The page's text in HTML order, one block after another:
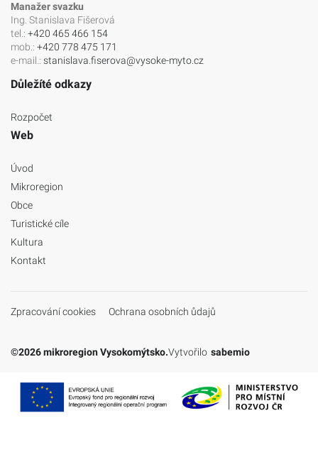
Manažer svazku
Ing. Stanislava Fišerová
tel.: +420 465 466 154
mob.: +420 778 475 171
e-mail.: stanislava.fiserova@vysoke-myto.cz
Důležíté odkazy
Rozpočet
Web
Úvod
Mikroregion
Obce
Turistické cíle
Kultura
Kontakt
Zpracování cookies Ochrana osobních ůdajů
©2026 mikroregion Vysokomýtsko.Vytvořilo sabemio